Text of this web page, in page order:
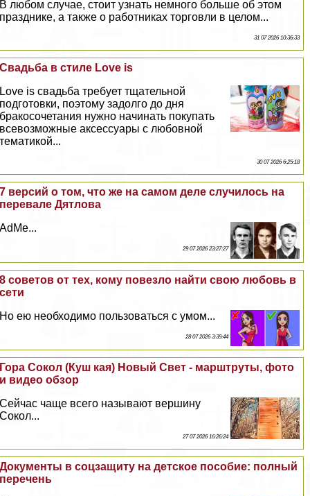
В любом случае, стоит узнать немного больше об этом
празднике, а также о работниках торговли в целом...
31 07 2026 10:36:33
Свадьба в стиле Love is
Love is свадьба требует тщательной
подготовки, поэтому задолго до дня
бpaкосочетания нужно начинать покупать
всевозможные аксессуары с любовной
тематикой...
30 07 2026 6:25:18
7 версий о том, что же на самом деле случилось на
перевале Дятлова
AdMe...
29 07 2026 23:27:27
8 советов от тех, кому повезло найти свою любовь в
сети
Но ею необходимо пользоваться с умом...
28 07 2026 3:39:44
Гора Сокол (Куш кая) Новый Свет - марштруты, фото
и видео обзор
Сейчас чаще всего называют вершину
Сокол...
27 07 2026 16:26:24
Документы в соцзащиту на детское пособие: полный
перечень